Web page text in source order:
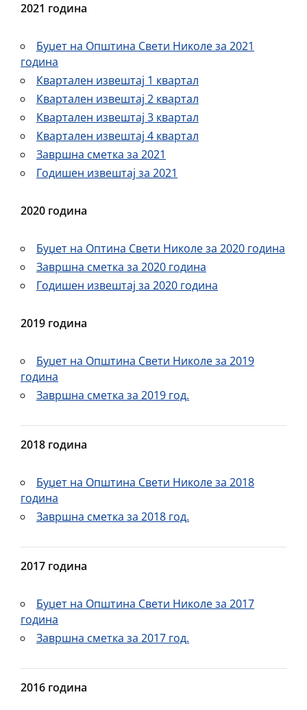
2021 година
Буџет на Општина Свети Николе за 2021
година
Квартален извештај 1 квартал
Квартален извештај 2 квартал
Квартален извештај 3 квартал
Квартален извештај 4 квартал
Завршна сметка за 2021
Годишен извештај за 2021
2020 година
Буџет на Оптина Свети Николе за 2020 година
Завршна сметка за 2020 година
Годишен извештај за 2020 година
2019 година
Буџет на Општина Свети Николе за 2019
година
Завршна сметка за 2019 год.
2018 година
Буџет на Општина Свети Николе за 2018
година
Завршна сметка за 2018 год.
2017 година
Буџет на Општина Свети Николе за 2017
година
Завршна сметка за 2017 год.
2016 година